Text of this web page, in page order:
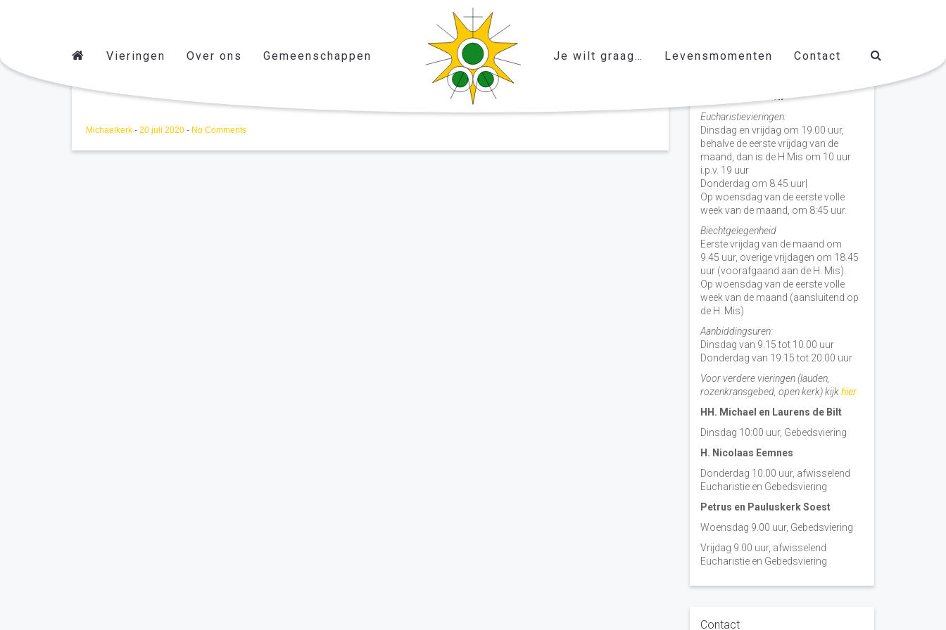
Vieringen Over ons Gemeenschappen Je wilt graag… Levensmomenten Contact
Michaelkerk - 20 juli 2020 - No Comments
Vieringen door de week
H. Nicolaas Baarn
Eucharistievieringen:
Dinsdag en vrijdag om 19.00 uur,
behalve de eerste vrijdag van de
maand, dan is de H Mis om 10 uur
i.p.v. 19 uur
Donderdag om 8.45 uur|
Op woensdag van de eerste volle
week van de maand, om 8:45 uur.
Biechtgelegenheid
Eerste vrijdag van de maand om
9.45 uur, overige vrijdagen om 18.45
uur (voorafgaand aan de H. Mis).
Op woensdag van de eerste volle
week van de maand (aansluitend op
de H. Mis)
Aanbiddingsuren:
Dinsdag van 9.15 tot 10.00 uur
Donderdag van 19.15 tot 20.00 uur
Voor verdere vieringen (lauden,
rozenkransgebed, open kerk) kijkhier
HH. Michael en Laurens de Bilt
Dinsdag 10:00 uur, Gebedsviering
H. Nicolaas Eemnes
Donderdag 10.00 uur, afwisselend
Eucharistie en Gebedsviering
Petrus en Pauluskerk Soest
Woensdag 9.00 uur, Gebedsviering
Vrijdag 9.00 uur, afwisselend
Eucharistie en Gebedsviering
Contact